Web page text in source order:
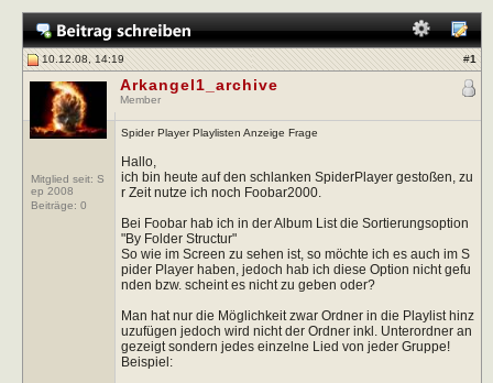
10.12.08, 14:19 #1
Mitglied seit: S
ep 2008
Beiträge: 0
Arkangel1_archive
Member
Spider Player Playlisten Anzeige Frage
Hallo,
ich bin heute auf den schlanken SpiderPlayer gestoßen, zu
r Zeit nutze ich noch Foobar2000.
Bei Foobar hab ich in der Album List die Sortierungsoption
"By Folder Structur"
So wie im Screen zu sehen ist, so möchte ich es auch im S
pider Player haben, jedoch hab ich diese Option nicht gefu
nden bzw. scheint es nicht zu geben oder?
Man hat nur die Möglichkeit zwar Ordner in die Playlist hinz
uzufügen jedoch wird nicht der Ordner inkl. Unterordner an
gezeigt sondern jedes einzelne Lied von jeder Gruppe!
Beispiel: